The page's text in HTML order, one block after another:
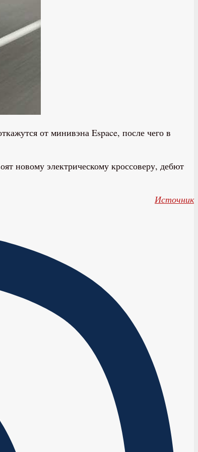
от минивэна Espace, после чего в
новому электрическому кроссоверу, дебют
Источник